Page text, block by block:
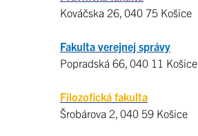
Kováčska 26, 040 75 Košice
Fakulta verejnej správy
Popradská 66, 040 11 Košice
Filozofická fakulta
Šrobárova 2, 040 59 Košice